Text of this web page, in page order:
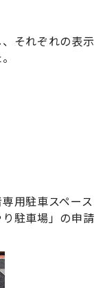
それぞれの表示
用駐車スペース
駐車場」の申請